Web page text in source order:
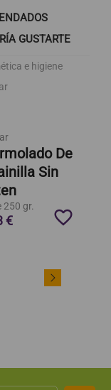
GUSTARTE
e higiene
De
Sin
250 gr.
€ favorite_border